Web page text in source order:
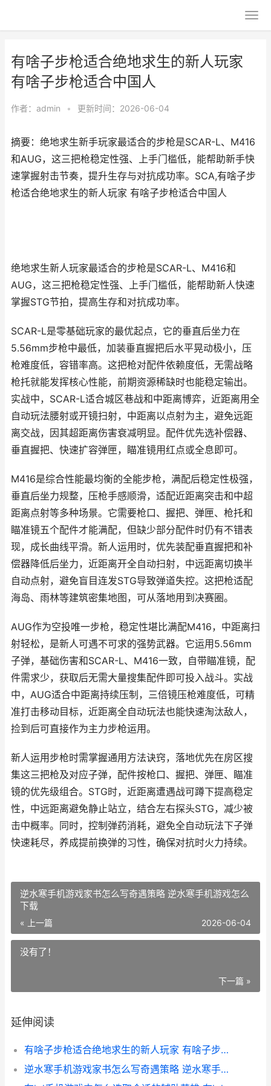
有啥子步枪适合绝地求生的新人玩家
有啥子步枪适合中国人
作者： admin • 更新时间：2026-06-04
摘要：绝地求生新手玩家最适合的步枪是SCAR-L、M416
和AUG，这三把枪稳定性强、上手门槛低，能帮助新手快
速掌握射击节奏，提升生存与对抗成功率。SCA,有啥子步
枪适合绝地求生的新人玩家 有啥子步枪适合中国人
绝地求生新人玩家最适合的步枪是SCAR-L、M416和
AUG，这三把枪稳定性强、上手门槛低，能帮助新人快速
掌握STG节拍，提高生存和对抗成功率。
SCAR-L是零基础玩家的最优起点，它的垂直后坐力在
5.56mm步枪中最低，加装垂直握把后水平晃动极小，压
枪难度低，容错率高。这把枪对配件依赖度低，无需战略
枪托就能发挥核心性能，前期资源稀缺时也能稳定输出。
实战中，SCAR-L适合城区巷战和中距离博弈，近距离用全
自动玩法腰射或开镜扫射，中距离以点射为主，避免远距
离交战，因其超距离伤害衰减明显。配件优先选补偿器、
垂直握把、快速扩容弹匣，瞄准镜用红点或全息即可。
M416是综合性能最均衡的全能步枪，满配后稳定性极强，
垂直后坐力规整，压枪手感顺滑，适配近距离突击和中超
距离点射等多种场景。它需要枪口、握把、弹匣、枪托和
瞄准镜五个配件才能满配，但缺少部分配件时仍有不错表
现，成长曲线平滑。新人运用时，优先装配垂直握把和补
偿器降低后坐力，近距离开全自动扫射，中远距离切换半
自动点射，避免盲目连发STG导致弹道失控。这把枪适配
海岛、雨林等建筑密集地图，可从落地用到决赛圈。
AUG作为空投唯一步枪，稳定性堪比满配M416，中距离扫
射轻松，是新人可遇不可求的强势武器。它运用5.56mm
子弹，基础伤害和SCAR-L、M416一致，自带瞄准镜，配
件需求少，获取后无需大量搜集配件即可投入战斗。实战
中，AUG适合中距离持续压制，三倍镜压枪难度低，可精
准打击移动目标，近距离全自动玩法也能快速淘汰敌人，
捡到后可直接作为主力步枪运用。
新人运用步枪时需掌握通用方法诀窍，落地优先在房区搜
集这三把枪及对应子弹，配件按枪口、握把、弹匣、瞄准
镜的优先级组合。STG时，近距离遭遇战可蹲下提高稳定
性，中远距离避免静止站立，结合左右探头STG，减少被
击中概率。同时，控制弹药消耗，避免全自动玩法下子弹
快速耗尽，养成提前换弹的习性，确保对抗时火力持续。
逆水寒手机游戏家书怎么写奇遇策略 逆水寒手机游戏怎么
下载
« 上一篇 2026-06-04
没有了！
下一篇 »
延伸阅读
有啥子步枪适合绝地求生的新人玩家 有啥子步枪适合中国人
逆水寒手机游戏家书怎么写奇遇策略 逆水寒手机游戏怎么下载